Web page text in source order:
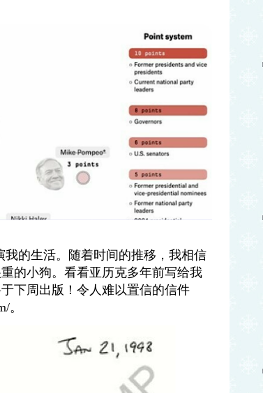
的生活。随着时间的推移，我相信
的小狗。看看亚历克多年前写给我
下周出版！令人难以置信的信件
。